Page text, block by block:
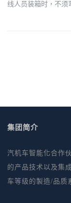
线人员装箱时，不须
集团简介
汽机车智能化合作
的产品技术以及集
车等级的製造/品质